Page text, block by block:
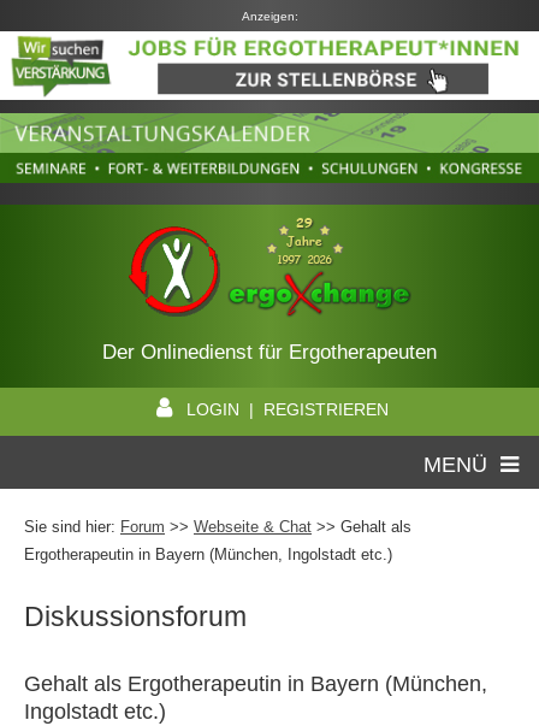
Anzeigen:
Der Onlinedienst für Ergotherapeuten
LOGIN | REGISTRIEREN
MENÜ
Sie sind hier: Forum >> Webseite & Chat >> Gehalt als
Ergotherapeutin in Bayern (München, Ingolstadt etc.)
Diskussionsforum
Gehalt als Ergotherapeutin in Bayern (München,
Ingolstadt etc.)